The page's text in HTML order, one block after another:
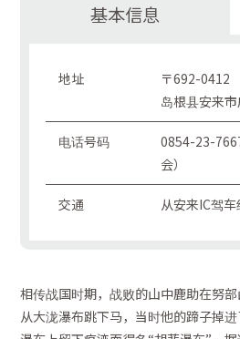
基本信息
地址
〒692-0412
岛根县安来
电话号码
0854-23-
会）
交通 从安来IC驾
相传战国时期，战败的山中鹿助在努部
从大泷瀑布跳下马，当时他的蹄子掉